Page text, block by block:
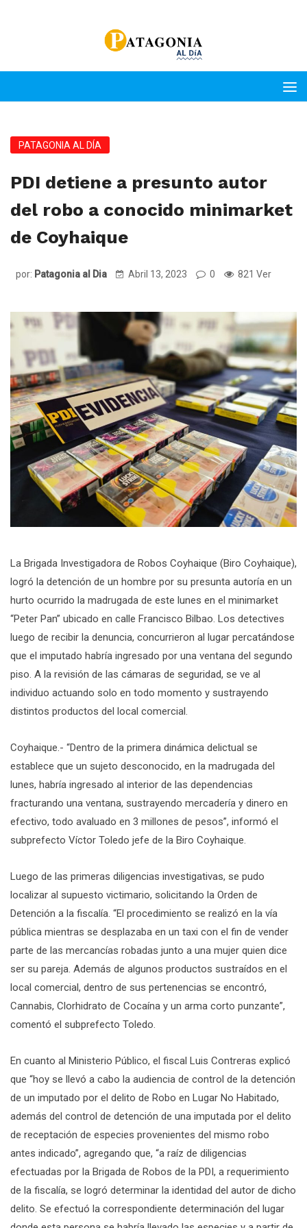
PATAGONIA AL DÍA
PDI detiene a presunto autor
del robo a conocido minimarket
de Coyhaique
por: Patagonia al Dia Abril 13, 2023 0 821 Ver
La Brigada Investigadora de Robos Coyhaique (Biro Coyhaique),
logró la detención de un hombre por su presunta autoría en un
hurto ocurrido la madrugada de este lunes en el minimarket
“Peter Pan” ubicado en calle Francisco Bilbao. Los detectives
luego de recibir la denuncia, concurrieron al lugar percatándose
que el imputado habría ingresado por una ventana del segundo
piso. A la revisión de las cámaras de seguridad, se ve al
individuo actuando solo en todo momento y sustrayendo
distintos productos del local comercial.
Coyhaique.- “Dentro de la primera dinámica delictual se
establece que un sujeto desconocido, en la madrugada del
lunes, habría ingresado al interior de las dependencias
fracturando una ventana, sustrayendo mercadería y dinero en
efectivo, todo avaluado en 3 millones de pesos”, informó el
subprefecto Víctor Toledo jefe de la Biro Coyhaique.
Luego de las primeras diligencias investigativas, se pudo
localizar al supuesto victimario, solicitando la Orden de
Detención a la fiscalía. “El procedimiento se realizó en la vía
pública mientras se desplazaba en un taxi con el fin de vender
parte de las mercancías robadas junto a una mujer quien dice
ser su pareja. Además de algunos productos sustraídos en el
local comercial, dentro de sus pertenencias se encontró,
Cannabis, Clorhidrato de Cocaína y un arma corto punzante”,
comentó el subprefecto Toledo.
En cuanto al Ministerio Público, el fiscal Luis Contreras explicó
que “hoy se llevó a cabo la audiencia de control de la detención
de un imputado por el delito de Robo en Lugar No Habitado,
además del control de detención de una imputada por el delito
de receptación de especies provenientes del mismo robo
antes indicado”, agregando que, “a raíz de diligencias
efectuadas por la Brigada de Robos de la PDI, a requerimiento
de la fiscalía, se logró determinar la identidad del autor de dicho
delito. Se efectuó la correspondiente determinación del lugar